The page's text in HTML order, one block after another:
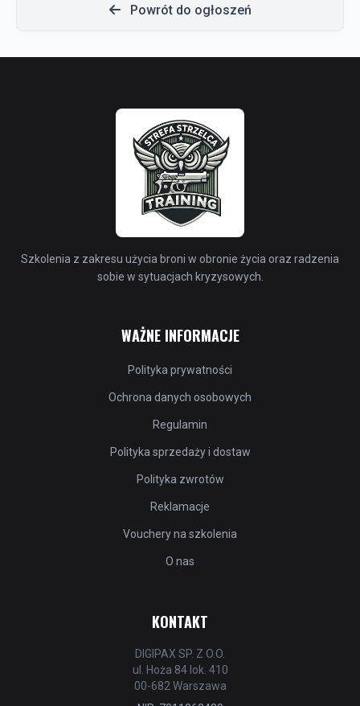
Powrót do ogłoszeń
Szkolenia z zakresu użycia broni w obronie życia oraz radzenia
sobie w sytuacjach kryzysowych.
WAŻNE INFORMACJE
Polityka prywatności
Ochrona danych osobowych
Regulamin
Polityka sprzedaży i dostaw
Polityka zwrotów
Reklamacje
Vouchery na szkolenia
O nas
KONTAKT
DIGIPAX SP. Z O.O.
ul. Hoża 84 lok. 410
00-682 Warszawa